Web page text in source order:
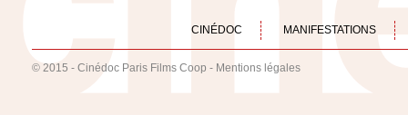
CINÉDOC MANIFESTATIONS
© 2015 - Cinédoc Paris Films Coop - Mentions légales